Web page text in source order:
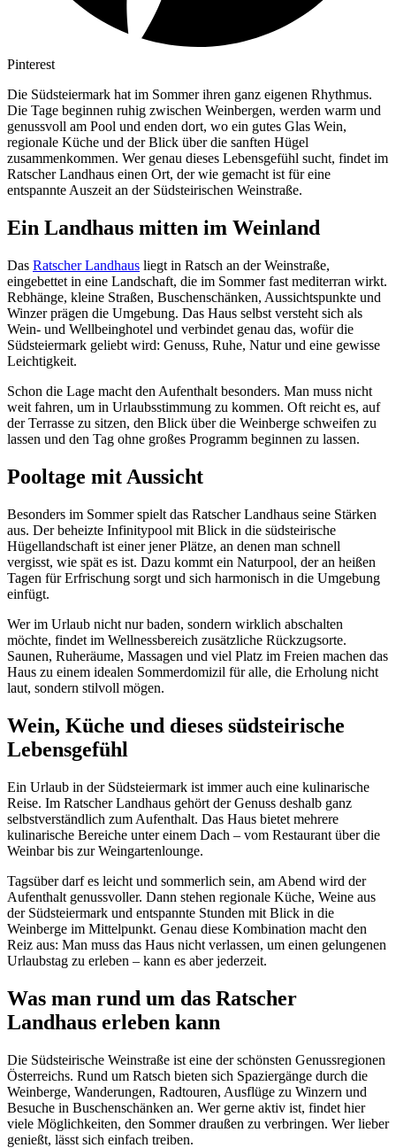
Pinterest
Die Südsteiermark hat im Sommer ihren ganz eigenen Rhythmus.
Die Tage beginnen ruhig zwischen Weinbergen, werden warm und
genussvoll am Pool und enden dort, wo ein gutes Glas Wein,
regionale Küche und der Blick über die sanften Hügel
zusammenkommen. Wer genau dieses Lebensgefühl sucht, findet im
Ratscher Landhaus einen Ort, der wie gemacht ist für eine
entspannte Auszeit an der Südsteirischen Weinstraße.
Ein Landhaus mitten im Weinland
Das Ratscher Landhaus liegt in Ratsch an der Weinstraße,
eingebettet in eine Landschaft, die im Sommer fast mediterran wirkt.
Rebhänge, kleine Straßen, Buschenschänken, Aussichtspunkte und
Winzer prägen die Umgebung. Das Haus selbst versteht sich als
Wein- und Wellbeinghotel und verbindet genau das, wofür die
Südsteiermark geliebt wird: Genuss, Ruhe, Natur und eine gewisse
Leichtigkeit.
Schon die Lage macht den Aufenthalt besonders. Man muss nicht
weit fahren, um in Urlaubsstimmung zu kommen. Oft reicht es, auf
der Terrasse zu sitzen, den Blick über die Weinberge schweifen zu
lassen und den Tag ohne großes Programm beginnen zu lassen.
Pooltage mit Aussicht
Besonders im Sommer spielt das Ratscher Landhaus seine Stärken
aus. Der beheizte Infinitypool mit Blick in die südsteirische
Hügellandschaft ist einer jener Plätze, an denen man schnell
vergisst, wie spät es ist. Dazu kommt ein Naturpool, der an heißen
Tagen für Erfrischung sorgt und sich harmonisch in die Umgebung
einfügt.
Wer im Urlaub nicht nur baden, sondern wirklich abschalten
möchte, findet im Wellnessbereich zusätzliche Rückzugsorte.
Saunen, Ruheräume, Massagen und viel Platz im Freien machen das
Haus zu einem idealen Sommerdomizil für alle, die Erholung nicht
laut, sondern stilvoll mögen.
Wein, Küche und dieses südsteirische
Lebensgefühl
Ein Urlaub in der Südsteiermark ist immer auch eine kulinarische
Reise. Im Ratscher Landhaus gehört der Genuss deshalb ganz
selbstverständlich zum Aufenthalt. Das Haus bietet mehrere
kulinarische Bereiche unter einem Dach – vom Restaurant über die
Weinbar bis zur Weingartenlounge.
Tagsüber darf es leicht und sommerlich sein, am Abend wird der
Aufenthalt genussvoller. Dann stehen regionale Küche, Weine aus
der Südsteiermark und entspannte Stunden mit Blick in die
Weinberge im Mittelpunkt. Genau diese Kombination macht den
Reiz aus: Man muss das Haus nicht verlassen, um einen gelungenen
Urlaubstag zu erleben – kann es aber jederzeit.
Was man rund um das Ratscher
Landhaus erleben kann
Die Südsteirische Weinstraße ist eine der schönsten Genussregionen
Österreichs. Rund um Ratsch bieten sich Spaziergänge durch die
Weinberge, Wanderungen, Radtouren, Ausflüge zu Winzern und
Besuche in Buschenschänken an. Wer gerne aktiv ist, findet hier
viele Möglichkeiten, den Sommer draußen zu verbringen. Wer lieber
genießt, lässt sich einfach treiben.